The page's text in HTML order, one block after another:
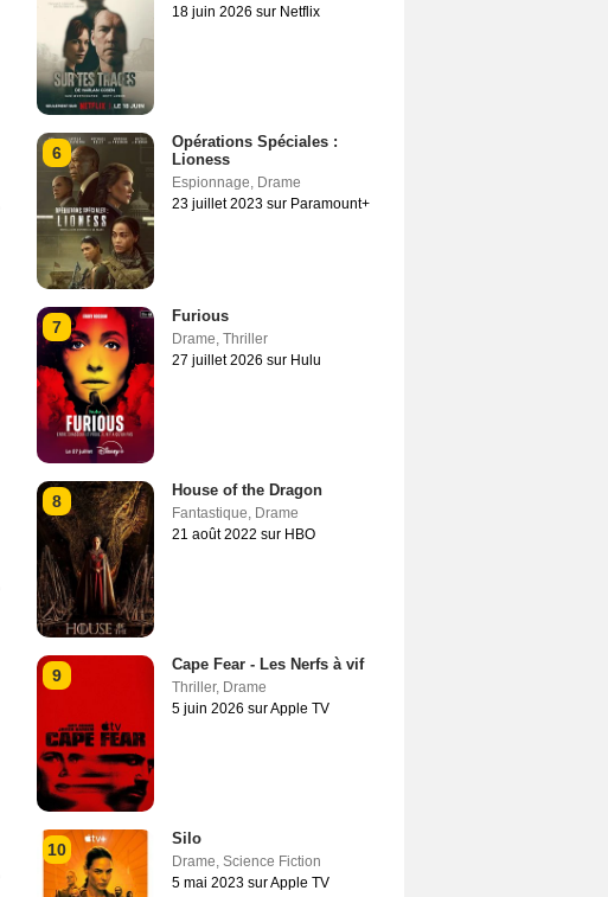
18 juin 2026 sur Netflix
6
Opérations Spéciales :
Lioness
Espionnage, Drame
23 juillet 2023 sur Paramount+
7
Furious
Drame, Thriller
27 juillet 2026 sur Hulu
8
House of the Dragon
Fantastique, Drame
21 août 2022 sur HBO
9
Cape Fear - Les Nerfs à vif
Thriller, Drame
5 juin 2026 sur Apple TV
10
Silo
Drame, Science Fiction
5 mai 2023 sur Apple TV